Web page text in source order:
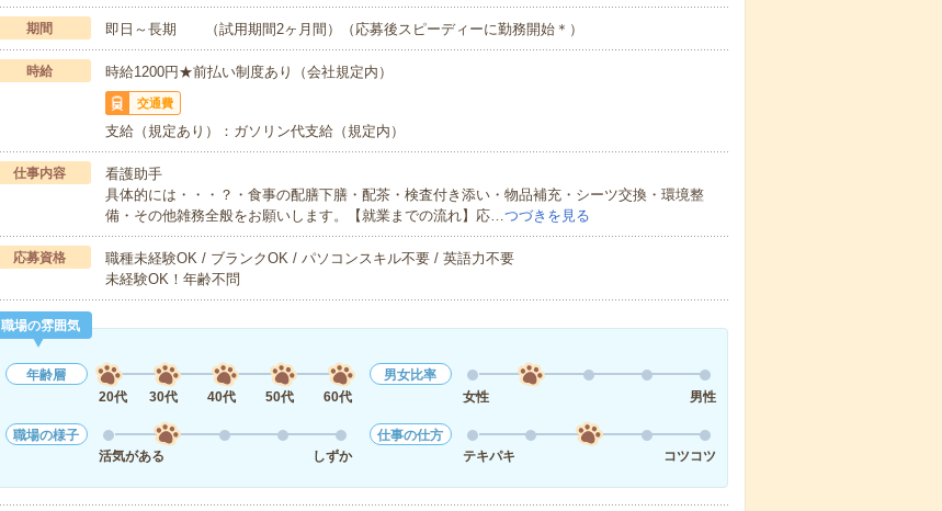
期間 即日～長期 （試用期間2ヶ月間）（応募後スピーディーに勤務開始＊）
時給 時給1200円★前払い制度あり（会社規定内）
交通費
支給（規定あり）：ガソリン代支給（規定内）
仕事内容
看護助手
具体的には・・・？・食事の配膳下膳・配茶・検査付き添い・物品補充・シーツ交換・環境整
備・その他雑務全般をお願いします。【就業までの流れ】応…つづきを見る
応募資格
職種未経験OK / ブランクOK / パソコンスキル不要 / 英語力不要
未経験OK！年齢不問
職場の雰囲気
年齢層
20代
30代 40代 50代 60代
男女比率
女性
男性
職場の様子
活気がある
しずか
仕事の仕方
テキパキ
コツコツ